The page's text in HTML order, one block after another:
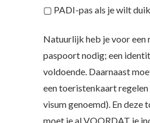
▢ PADI-pas als je wilt
Natuurlijk heb je voor een
paspoort nodig; een
voldoende. Daarnaast
een toeristenkaart
visum genoemd). En deze
moet je al VOORDAT je